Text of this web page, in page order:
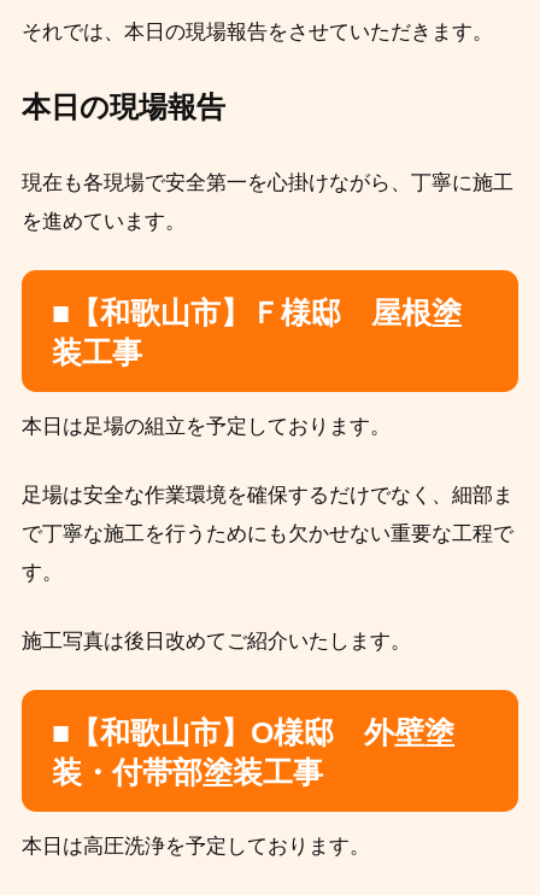
それでは、本日の現場報告をさせていただきます。
本日の現場報告
現在も各現場で安全第一を心掛けながら、丁寧に施工
を進めています。
■【和歌山市】Ｆ様邸 屋根塗
装工事
本日は足場の組立を予定しております。
足場は安全な作業環境を確保するだけでなく、細部ま
で丁寧な施工を行うためにも欠かせない重要な工程で
す。
施工写真は後日改めてご紹介いたします。
■【和歌山市】O様邸 外壁塗
装・付帯部塗装工事
本日は高圧洗浄を予定しております。